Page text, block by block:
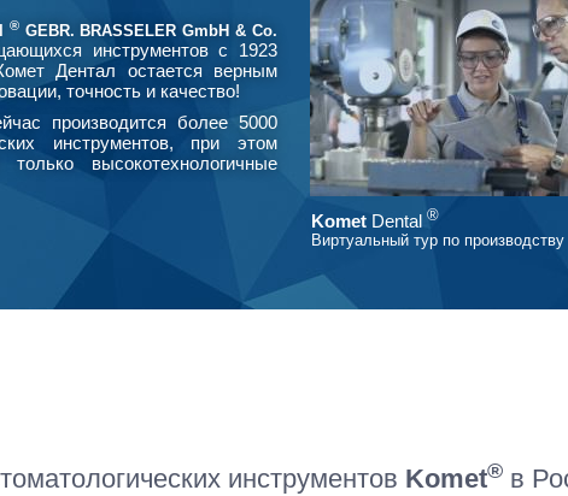
®GEBR. BRASSELER GmbH & Co.
инструментов с 1923
Дентал остается верным
точность и качество!
производится более 5000
инструментов, при этом
только высокотехнологичные
Komet Dental ®
Виртуальный тур по производству
инструментов Komet®в